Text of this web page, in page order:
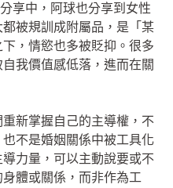
享中，阿球也分享到女性
被規訓成附屬品，是「某
，情慾也多被貶抑。很多
我價值感低落，進而在關
新掌握自己的主導權，不
不是婚姻關係中被工具化
力量，可以主動說要或不
體或關係，而非作為工